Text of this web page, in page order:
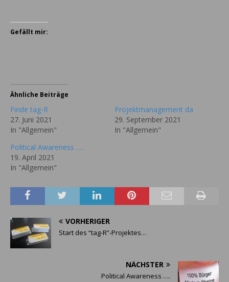
Gefällt mir:
Ähnliche Beiträge
Finde tag-R
27. Juni 2021
In "Allgemein"
Projektmanagement da
29. September 2021
In "Allgemein"
Political Awareness ….
19. April 2021
In "Allgemein"
VORHERIGER
Start des “tag-R”-Projektes…
NÄCHSTER
Political Awareness ….